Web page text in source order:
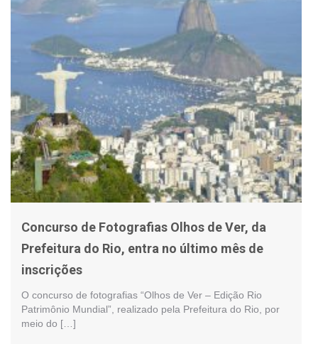
Concurso de Fotografias Olhos de Ver, da
Prefeitura do Rio, entra no último mês de
inscrições
O concurso de fotografias “Olhos de Ver – Edição Rio
Patrimônio Mundial”, realizado pela Prefeitura do Rio, por
meio do […]